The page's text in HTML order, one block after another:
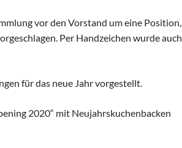
vor den Vorstand um eine Position,
Per Handzeichen wurde auch
für das neue Jahr vorgestellt.
2020“ mit Neujahrskuchenbacken